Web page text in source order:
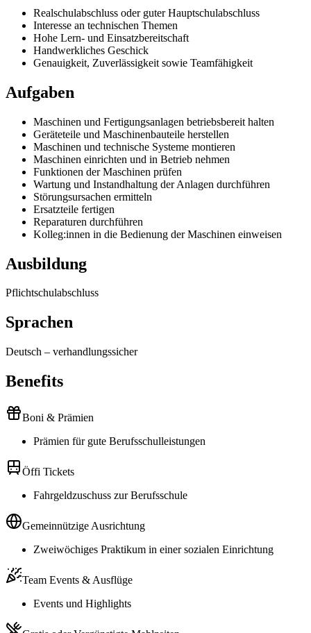
Realschulabschluss oder guter Hauptschulabschluss
Interesse an technischen Themen
Hohe Lern- und Einsatzbereitschaft
Handwerkliches Geschick
Genauigkeit, Zuverlässigkeit sowie Teamfähigkeit
Aufgaben
Maschinen und Fertigungsanlagen betriebsbereit halten
Geräteteile und Maschinenbauteile herstellen
Maschinen und technische Systeme montieren
Maschinen einrichten und in Betrieb nehmen
Funktionen der Maschinen prüfen
Wartung und Instandhaltung der Anlagen durchführen
Störungsursachen ermitteln
Ersatzteile fertigen
Reparaturen durchführen
Kolleg:innen in die Bedienung der Maschinen einweisen
Ausbildung
Pflichtschulabschluss
Sprachen
Deutsch – verhandlungssicher
Benefits
Boni & Prämien
Prämien für gute Berufsschulleistungen
Öffi Tickets
Fahrgeldzuschuss zur Berufsschule
Gemeinnützige Ausrichtung
Zweiwöchiges Praktikum in einer sozialen Einrichtung
Team Events & Ausflüge
Events und Highlights